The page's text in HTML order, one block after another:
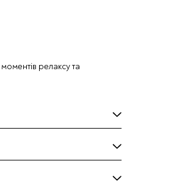
моментів релаксу та